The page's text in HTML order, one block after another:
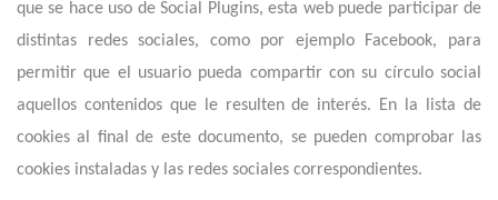
que se hace uso de Social Plugins, esta web puede participar de
distintas redes sociales, como por ejemplo Facebook, para
permitir que el usuario pueda compartir con su círculo social
aquellos contenidos que le resulten de interés. En la lista de
cookies al final de este documento, se pueden comprobar las
cookies instaladas y las redes sociales correspondientes.